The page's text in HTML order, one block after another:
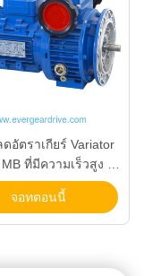
ดอัตราเกียร์ Variator
MB ที่มีความเร็วสูง มี
คุมความละเอียดสูง
ะมีโครงสร้างเล็ก
จอทตอนนี้
เครื่องยนต์เครื่องยนต์หนอนหมุนหมุนแบบหมุนหมุนแบบ ES Series ที่มีความทนทานกับระยะกําลัง 0.18KW-22KW และแรงปั่นผลิต 92N.m-4000N.m สําหรับตัวเลือกการติดตั้งหลายตัว
เครื่องลดอัตราเกียร์ Variator Series MB ที่มีความเร็วสูง มีการควบคุมความละเอียดสูง และมีโครงสร้างเล็ก
มอเตอร์เกียร์บีเวลแบบเฮลิคอลรุ่น EKA พร้อมช่วงกำลังไฟ 0.18KW-200KW และอัตราทด 5-33000 พร้อมเพลาแบบกลวง